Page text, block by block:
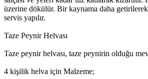
üzerine dökülür. Bir kaynama daha
servis yapılır.
Taze Peynir Helvası
Taze peynir helvası, taze peynirin olduğu
4 kişilik helva için Malzeme;